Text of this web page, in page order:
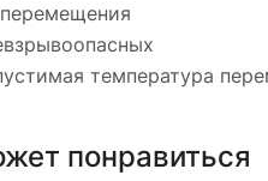
температура
понравиться